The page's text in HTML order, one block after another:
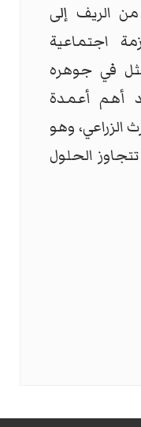
من الريف إلى
اجتماعية
في جوهره
أهم أعمدة
الزراعي، وهو
الحلول